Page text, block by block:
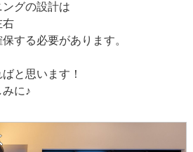
グの設計は
右
する必要があります。
と思います！
に♪